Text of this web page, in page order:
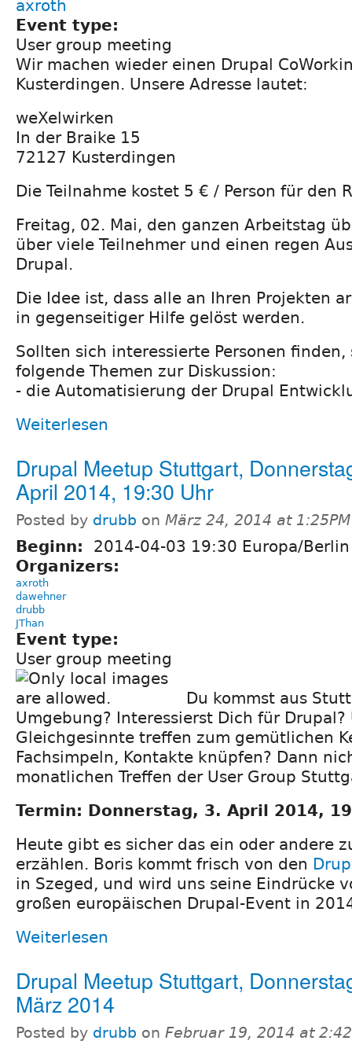
axroth
Event type:
User group meeting
Wir machen wieder einen Drupal
Kusterdingen. Unsere Adresse lautet:
weXelwirken
In der Braike 15
72127 Kusterdingen
Die Teilnahme kostet 5 € / Person für den
Freitag, 02. Mai, den ganzen Arbeitstag
über viele Teilnehmer und einen regen
Drupal.
Die Idee ist, dass alle an Ihren Projekten
in gegenseitiger Hilfe gelöst werden.
Sollten sich interessierte Personen finden,
folgende Themen zur Diskussion:
- die Automatisierung der Drupal
Weiterlesen
Drupal Meetup Stuttgart,
April 2014, 19:30 Uhr
Posted by drubb on März 24, 2014 at 1:25PM
Beginn:
2014-04-03 19:30 Europa/Berlin
Organizers:
axroth
dawehner
drubb
JThan
Event type:
User group meeting
Du kommst aus
Umgebung? Interessierst Dich für
Gleichgesinnte treffen zum gemütlichen
Fachsimpeln, Kontakte knüpfen? Dann
monatlichen Treffen der User Group
Termin: Donnerstag, 3. April 2014,
Heute gibt es sicher das ein oder andere
erzählen. Boris kommt frisch von den
in Szeged, und wird uns seine Eindrücke
großen europäischen Drupal-Event in
Weiterlesen
Drupal Meetup Stuttgart,
März 2014
Posted by drubb on Februar 19, 2014 at